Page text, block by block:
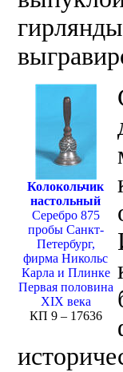
Колокольчик
настольный
Серебро 875
пробы Санкт-
Петербург,
фирма Никольс
Карла и Плинке
Первая половина
XIX века
КП 9 – 17636